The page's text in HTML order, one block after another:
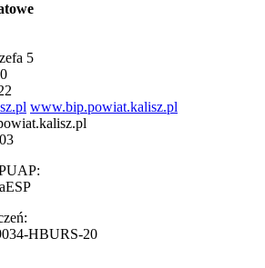
5
www.bip.powiat.kalisz.pl
HBURS-20